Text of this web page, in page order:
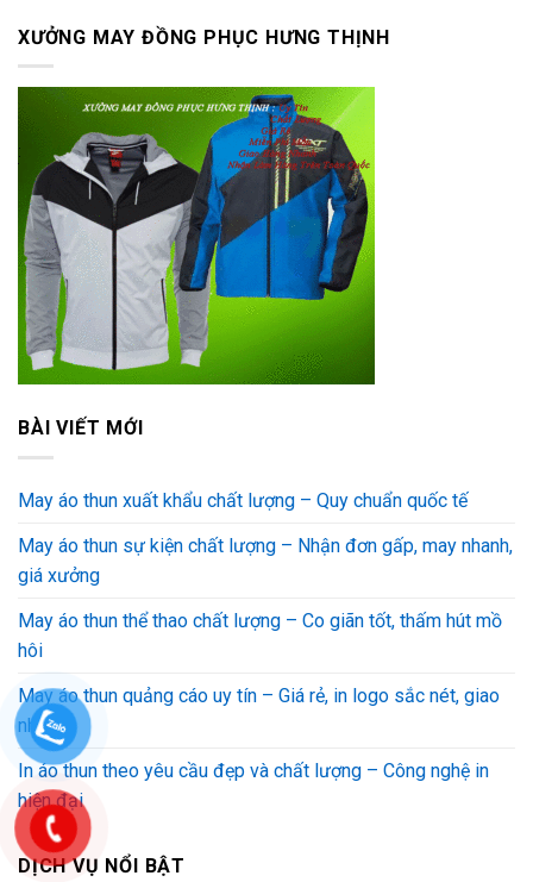
XƯỞNG MAY ĐỒNG PHỤC HƯNG THỊNH
BÀI VIẾT MỚI
May áo thun xuất khẩu chất lượng – Quy chuẩn quốc tế
May áo thun sự kiện chất lượng – Nhận đơn gấp, may nhanh,
giá xưởng
May áo thun thể thao chất lượng – Co giãn tốt, thấm hút mồ
hôi
May áo thun quảng cáo uy tín – Giá rẻ, in logo sắc nét, giao
nhanh
In áo thun theo yêu cầu đẹp và chất lượng – Công nghệ in
hiện đại
DỊCH VỤ NỔI BẬT